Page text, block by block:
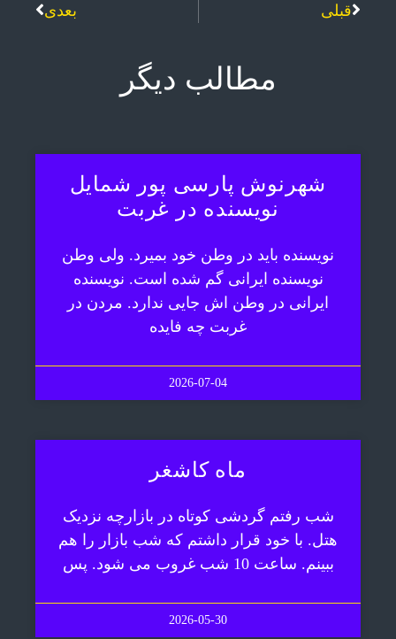
قبلی بعدی
مطالب دیگر
شهرنوش پارسی پور شمایل
نویسنده در غربت
نویسنده باید در وطن خود بمیرد. ولی وطن
نویسنده ایرانی گم شده است. نویسنده
ایرانی در وطن اش جایی ندارد. مردن در
غربت چه فایده
2026-07-04
ماه کاشغر
شب رفتم گردشی کوتاه در بازارچه نزدیک
هتل. با خود قرار داشتم که شب بازار را هم
ببینم. ساعت 10 شب غروب می شود. پس
2026-05-30